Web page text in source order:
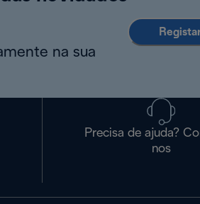
na sua
Precisa de ajuda?
nos